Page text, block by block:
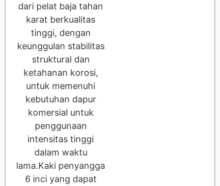
dari pelat baja tahan
karat berkualitas
tinggi, dengan
keunggulan stabilitas
struktural dan
ketahanan korosi,
untuk memenuhi
kebutuhan dapur
komersial untuk
penggunaan
intensitas tinggi
dalam waktu
lama.Kaki penyangga
6 inci yang dapat